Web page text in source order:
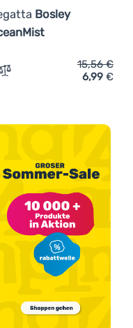
Bosley Wood
Bosley
Zum Vergleich 'Kinder-T-
15,56€
6,99 €